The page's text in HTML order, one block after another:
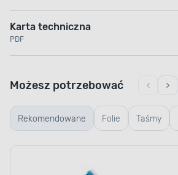
Karta techniczna
PDF
Rekomendowane Folie Taśmy
Możesz potrzebować